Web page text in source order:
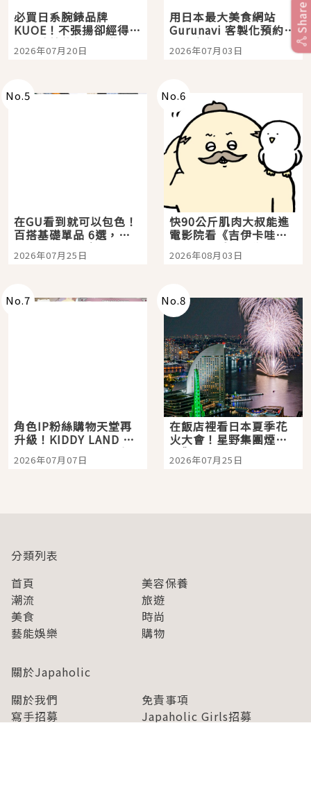
必買日系腕錶品牌
KUOE！不張揚卻經得起
時間洗鍊的經典之作五
選
2026年07月20日
用日本最大美食網站
Gurunavi 客製化預約九
大都市餐廳，打造專屬
美食體驗！
2026年07月03日
No.5
在GU看到就可以包色！
百搭基礎單品 6選，閉
眼全收也不心疼
2026年07月25日
No.6
快90公斤肌肉大叔能進
電影院看《吉伊卡哇》
嗎？日本重金屬樂團
「打首」會長與nagano
2026年08月03日
No.7
角色IP粉絲購物天堂再
升級！KIDDY LAND 原
宿店吉伊卡哇迎客，新
開幕 OMOKADO 店3分
2026年07月07日
No.8
在飯店裡看日本夏季花
火大會！星野集團煙火
景觀飯店6選，讓你不用
人擠人悠閒欣賞
2026年07月25日
Share
分類列表
首頁
美容保養
潮流
旅遊
美食
時尚
藝能娛樂
購物
關於Japaholic
關於我們
免責事項
寫手招募
Japaholic Girls招募